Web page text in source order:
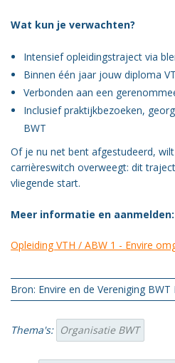
BWT
Wat kun je verwachten?
Intensief opleidingstraject via
Binnen één jaar jouw diploma
Verbonden aan een
Inclusief praktijkbezoeken,
BWT
Of je nu net bent afgestudeerd,
carrièreswitch overweegt: dit
vliegende start.
Meer informatie en aanmelden:
Opleiding VTH / ABW 1 - Envire
Bron: Envire en de Vereniging BWT
Thema's: Organisatie BWT